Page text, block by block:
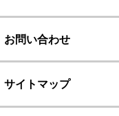
お問い合わせ
サイトマップ